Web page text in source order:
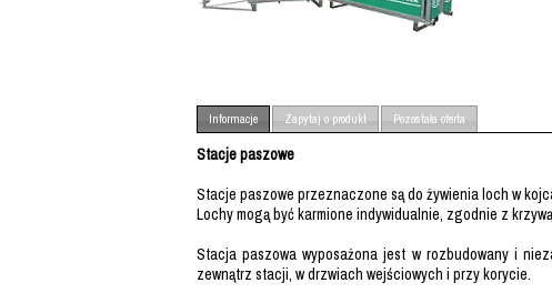
Informacje Zapytaj o produkt Pozostała oferta
Stacje paszowe
Stacje paszowe przeznaczone są do żywienia loch w
Lochy mogą być karmione indywidualnie, zgodnie z
Stacja paszowa wyposażona jest w rozbudowany i
zewnątrz stacji, w drzwiach wejściowych i przy korycie.